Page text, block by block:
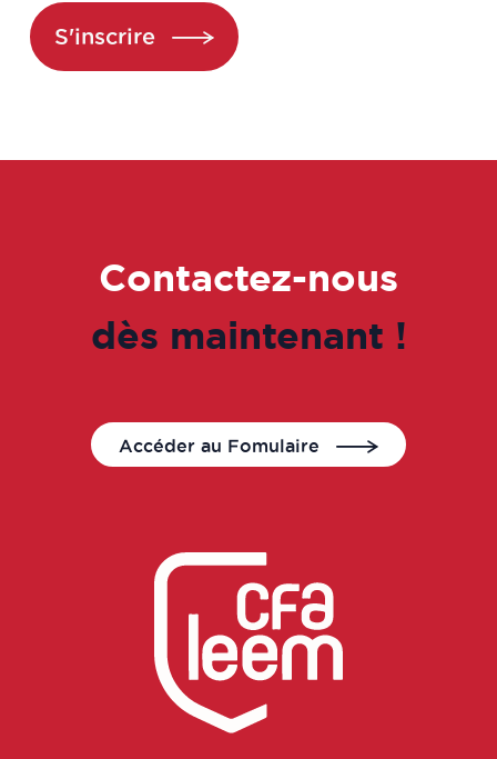
Diététicien(ne)-Nutritionniste en
centre de soin ou en libéral
Directeur production
​Directeur régional
Directeur site industriel
Dirigeant de start-up
Documentaliste qualité
S'inscrire
Contactez-nous
dès maintenant !
Accéder au Fomulaire